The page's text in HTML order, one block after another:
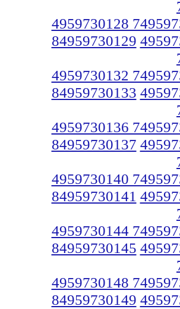
4959730128
84959730129
4959730132
84959730133
4959730136
84959730137
4959730140
84959730141
4959730144
84959730145
4959730148
84959730149